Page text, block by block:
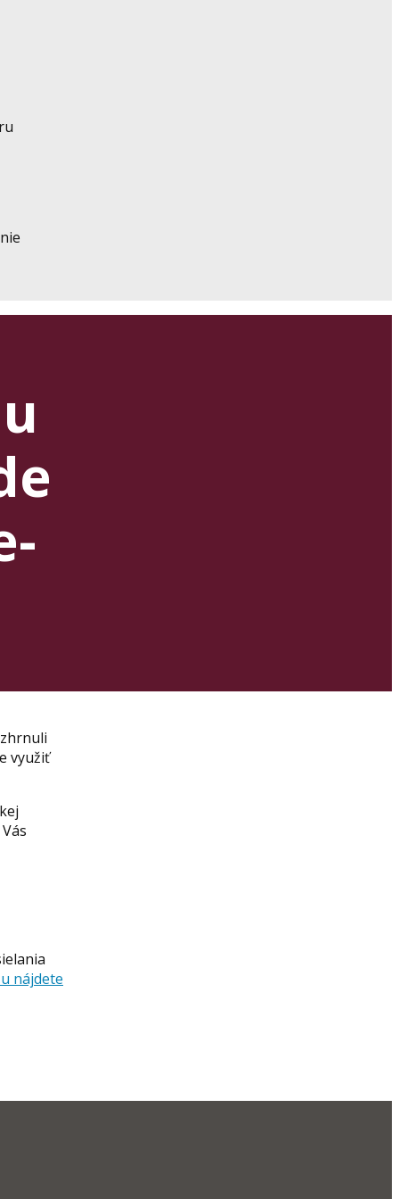
využiť
nájdete